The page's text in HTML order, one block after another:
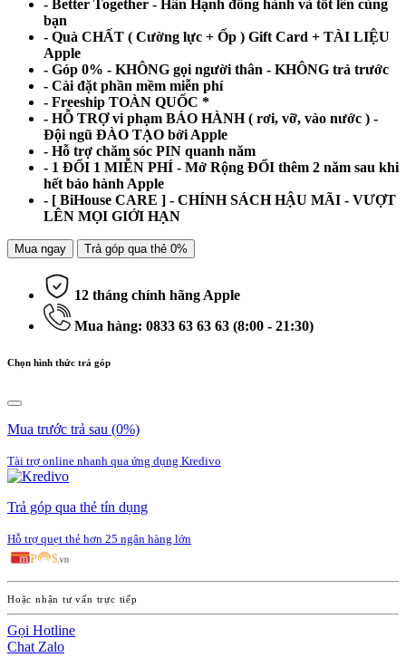
- Better Together - Hân Hạnh đồng hành và tốt lên cùng
bạn
- Quà CHẤT ( Cường lực + Ốp ) Gift Card + TÀI LIỆU
Apple
- Góp 0% - KHÔNG gọi người thân - KHÔNG trả trước
- Cài đặt phần mềm miễn phí
- Freeship TOÀN QUỐC *
- HỖ TRỢ vi phạm BẢO HÀNH ( rơi, vỡ, vào nước ) -
Đội ngũ ĐÀO TẠO bởi Apple
- Hỗ trợ chăm sóc PIN quanh năm
- 1 ĐỔI 1 MIỄN PHÍ - Mở Rộng ĐỔI thêm 2 năm sau khi
hết bảo hành Apple
- [ BiHouse CARE ] - CHÍNH SÁCH HẬU MÃI - VƯỢT
LÊN MỌI GIỚI HẠN
Mua ngay Trả góp qua thẻ 0%
12 tháng chính hãng Apple
Mua hàng: 0833 63 63 63 (8:00 - 21:30)
Chọn hình thức trả góp
Mua trước trả sau (0%)
Tài trợ online nhanh qua ứng dụng Kredivo
Trả góp qua thẻ tín dụng
Hỗ trợ quẹt thẻ hơn 25 ngân hàng lớn
Hoặc nhận tư vấn trực tiếp
Gọi Hotline
Chat Zalo